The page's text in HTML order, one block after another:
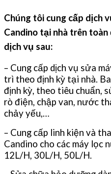
Chúng tôi cung cấp dịch
Candino tại nhà trên
dịch vụ sau:
– Cung cấp dịch vụ sửa
trì theo định kỳ tại nhà.
định kỳ, theo tiêu chuẩn,
rò điện, chập van, nước
chảy yếu,…
– Cung cấp linh kiện và
Candino cho các máy lọc
12L/H, 30L/H, 50L/H.